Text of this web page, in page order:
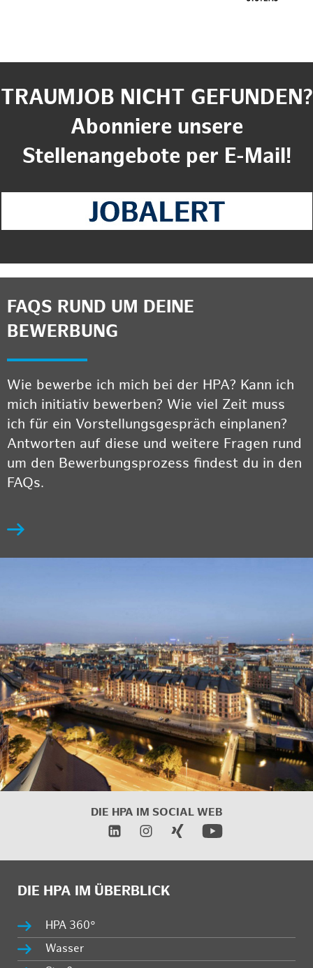
TRAUMJOB NICHT GEFUNDEN?
Abonniere unsere
Stellenangebote per E-Mail!
FAQS RUND UM DEINE
BEWERBUNG
Wie bewerbe ich mich bei der HPA? Kann ich
mich initiativ bewerben? Wie viel Zeit muss
ich für ein Vorstellungsgespräch einplanen?
Antworten auf diese und weitere Fragen rund
um den Bewerbungsprozess findest du in den
FAQs.
DIE HPA IM SOCIAL WEB
DIE HPA IM ÜBERBLICK
HPA 360°
Wasser